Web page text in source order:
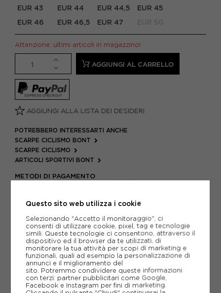
EUR 43
EUR 44 EUR 44,5
EUR 45
EUR 46
EUR 46,5 EUR 47
Attenzione: ultimi articoli in magazzino!
AGGIUNGI AL CARRELLO
AGGIUNGI ALLA LISTA DEI DESIDERI
POTREBBERO INTERESSARTI ANCHE
SCARPE CICLISMO BONT
SCARPE CICLISMO
ARTICOLI SPORTIVI BONT
METODI DI PAGAMENTO
PIÙ INFORMAZIONI
SCHEDA TECNICA
GUIDA ALLE TAGLIE
DOMANDE FREQUENTI
Questo sito web utilizza i cookie
Selezionando "Accetto il monitoraggio", ci
consenti di utilizzare cookie, pixel, tag e tecnologie
simili. Queste tecnologie ci consentono, attraverso il
dispositivo ed il browser da te utilizzati, di
monitorare la tua attività per scopi di marketing e
funzionali, quali ad esempio la personalizzazione di
annunci e il miglioramento del
sito. Potremmo condividere queste informazioni
con terzi: partner pubblicitari come Google,
Facebook e Instagram per fini di marketing.